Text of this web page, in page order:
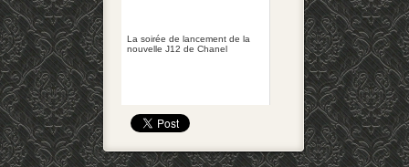
La soirée de lancement de la
nouvelle J12 de Chanel